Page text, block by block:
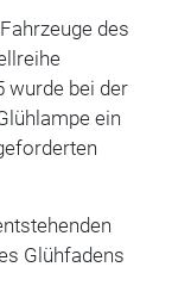
des
wurde bei der
ein
Glühfadens